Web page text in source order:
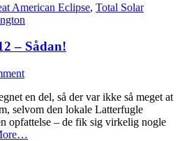
American Eclipse, Total Solar
– Sådan!
en del, så der var ikke så meget at
selvom den lokale Latterfugle
opfattelse – de fik sig virkelig nogle